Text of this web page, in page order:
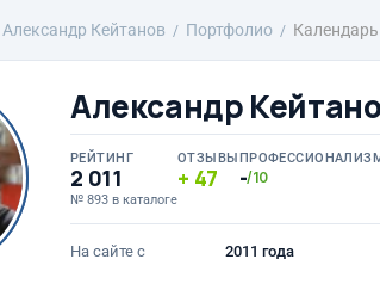
Александр Кейтанов Портфолио
Александр
РЕЙТИНГ
2 011
№ 893 в каталоге
ОТЗЫВЫ
47 -/10
На сайте с 2011 года